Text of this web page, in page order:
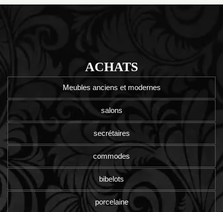
ACHATS
Meubles anciens et modernes
salons
secrétaires
commodes
bibelots
porcelaine